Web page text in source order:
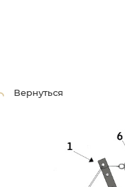
Вернуться